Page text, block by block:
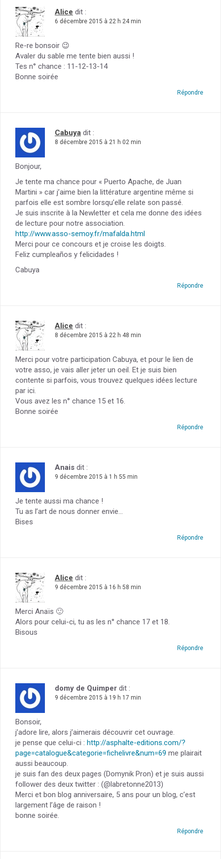
Alice dit :
6 décembre 2015 à 22 h 24 min
Re-re bonsoir 😉
Avaler du sable me tente bien aussi !
Tes n° chance : 11-12-13-14
Bonne soirée
Répondre
Cabuya dit :
8 décembre 2015 à 21 h 02 min
Bonjour,
Je tente ma chance pour « Puerto Apache, de Juan
Martini » car j’aime bien la littérature argentine même si
parfois elle est sombre lorsqu’elle relate son passé.
Je suis inscrite à la Newletter et cela me donne des idées
de lecture pour notre association.
http://www.asso-semoy.fr/mafalda.html
Merci pour ce concours et je croise les doigts.
Feliz cumpleaños y felicidades !
Cabuya
Répondre
Alice dit :
8 décembre 2015 à 22 h 48 min
Merci pour votre participation Cabuya, et pour le lien de
votre asso, je vais aller jeter un oeil. Et je suis bien
contente si parfois, vous trouvez quelques idées lecture
par ici.
Vous avez les n° chance 15 et 16.
Bonne soirée
Répondre
Anais dit :
9 décembre 2015 à 1 h 55 min
Je tente aussi ma chance !
Tu as l’art de nous donner envie…
Bises
Répondre
Alice dit :
9 décembre 2015 à 16 h 58 min
Merci Anaïs 🙂
Alors pour celui-ci, tu as les n° chance 17 et 18.
Bisous
Répondre
domy de Quimper dit :
9 décembre 2015 à 19 h 17 min
Bonsoir,
j’adore lire, alors j’aimerais découvrir cet ouvrage.
je pense que celui-ci : http://asphalte-editions.com/?
page=catalogue&categorie=fichelivre&num=69 me plairait
aussi beaucoup.
je suis fan des deux pages (Domynik Pron) et je suis aussi
follower des deux twitter : (@labretonne2013)
Merci et bon blog anniversaire, 5 ans pour un blog, c’est
largement l’âge de raison !
bonne soirée.
Répondre